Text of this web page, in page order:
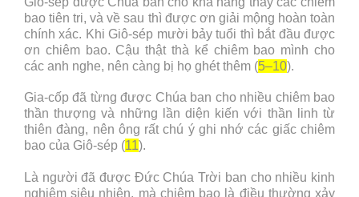
bao tiên tri, và về sau thì được ơn giải mộng hoàn toàn
chính xác. Khi Giô-sép mười bảy tuổi thì bắt đầu được
ơn chiêm bao. Cậu thật thà kể chiêm bao mình cho
các anh nghe, nên càng bị họ ghét thêm (5–10).
Gia-cốp đã từng được Chúa ban cho nhiều chiêm bao
thần thượng và những lần diện kiến với thần linh từ
thiên đàng, nên ông rất chú ý ghi nhớ các giấc chiêm
bao của Giô-sép (11).
Là người đã được Đức Chúa Trời ban cho nhiều kinh
nghiệm siêu nhiên, mà chiêm bao là điều thường xảy